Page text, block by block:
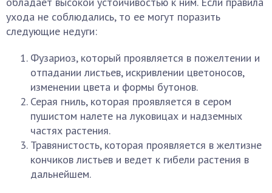
ухода не соблюдались, то ее могут поразить
следующие недуги:
Фузариоз, который проявляется в пожелтении и
отпадании листьев, искривлении цветоносов,
изменении цвета и формы бутонов.
Серая гниль, которая проявляется в сером
пушистом налете на луковицах и надземных
частях растения.
Травянистость, которая проявляется в желтизне
кончиков листьев и ведет к гибели растения в
дальнейшем.